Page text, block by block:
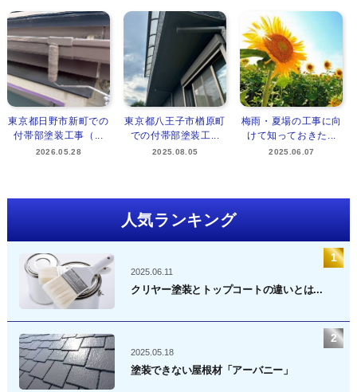
東京都日野市新町での
付帯部塗装工事（...
2026.05.28
東京都八王子市楢原町
での付帯部塗装工...
2025.08.05
梅雨・夏場の工事に向
けて知っておきた...
2025.06.07
人気ランキング
2025.06.11
クリヤー塗装とトップコートの違いとは...
2025.05.18
塗装できない屋根材「アーバニー」